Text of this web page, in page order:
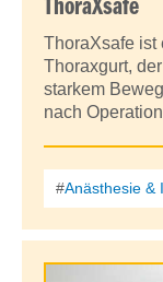
ThoraXsafe
ThoraXsafe ist
Thoraxgurt,
starkem
nach
Anästhesie &